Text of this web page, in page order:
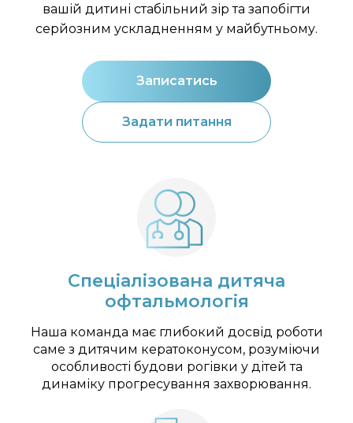
вашій дитині стабільний зір та запобігти
серйозним ускладненням у майбутньому.
Записатись
Задати питання
Спеціалізована дитяча
офтальмологія
Наша команда має глибокий досвід роботи
саме з дитячим кератоконусом, розуміючи
особливості будови рогівки у дітей та
динаміку прогресування захворювання.